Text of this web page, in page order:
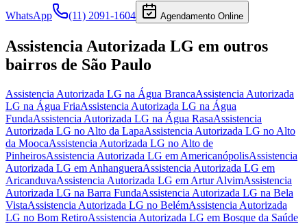
WhatsApp (11) 2091-1604 Agendamento Online
Assistencia Autorizada LG em outros
bairros de São Paulo
Assistencia Autorizada LG na Água BrancaAssistencia Autorizada
LG na Água FriaAssistencia Autorizada LG na Água
FundaAssistencia Autorizada LG na Água RasaAssistencia
Autorizada LG no Alto da LapaAssistencia Autorizada LG no Alto
da MoocaAssistencia Autorizada LG no Alto de
PinheirosAssistencia Autorizada LG em AmericanópolisAssistencia
Autorizada LG em AnhangueraAssistencia Autorizada LG em
AricanduvaAssistencia Autorizada LG em Artur AlvimAssistencia
Autorizada LG na Barra FundaAssistencia Autorizada LG na Bela
VistaAssistencia Autorizada LG no BelémAssistencia Autorizada
LG no Bom RetiroAssistencia Autorizada LG em Bosque da Saúde